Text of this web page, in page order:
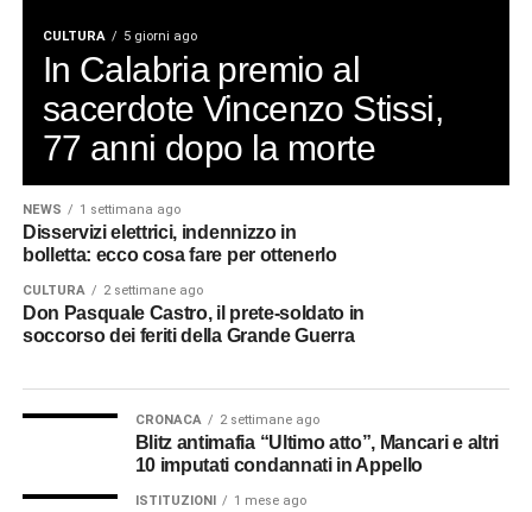
CULTURA 5 giorni ago
In Calabria premio al
sacerdote Vincenzo Stissi,
77 anni dopo la morte
NEWS 1 settimana ago
Disservizi elettrici, indennizzo in
bolletta: ecco cosa fare per ottenerlo
CULTURA 2 settimane ago
Don Pasquale Castro, il prete-soldato in
soccorso dei feriti della Grande Guerra
CRONACA 2 settimane ago
Blitz antimafia “Ultimo atto”, Mancari e altri
10 imputati condannati in Appello
ISTITUZIONI 1 mese ago